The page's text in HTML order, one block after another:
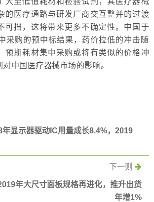
的医疗通路与研发厂商交互整并的过渡
可挡，这将带来更多不确定性。中国于
采购的预中标结果，药价拉低的冲击随
预期耗材集中采购或将有类似的价格冲
中国医疗器械市场的影响。
显示器驱动IC用量成长8.4%，2019
下一则
年大尺寸面板规格再进化，推升出货
年增1%